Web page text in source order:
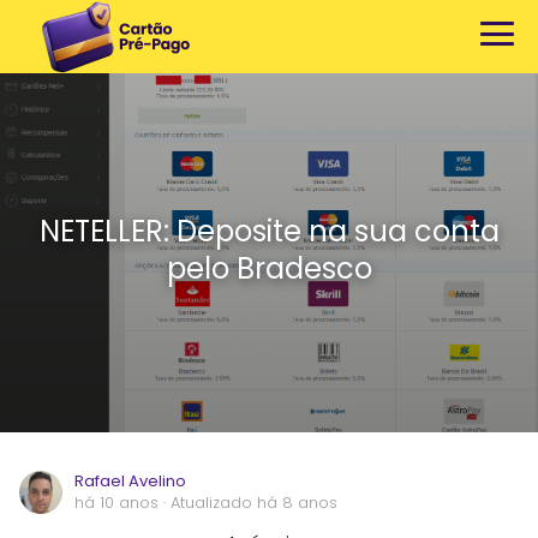
NETELLER: Deposite na sua conta
pelo Bradesco
Rafael Avelino
há 10 anos · Atualizado há 8 anos